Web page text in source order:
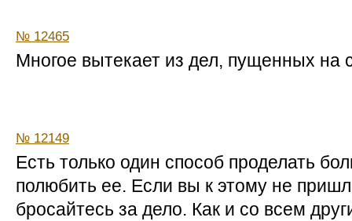
№ 12465
Многое вытекает из дел, пущенных на
№ 12149
Есть только один способ проделать
полюбить ее. Если вы к этому не
бросайтесь за дело. Как и со всем